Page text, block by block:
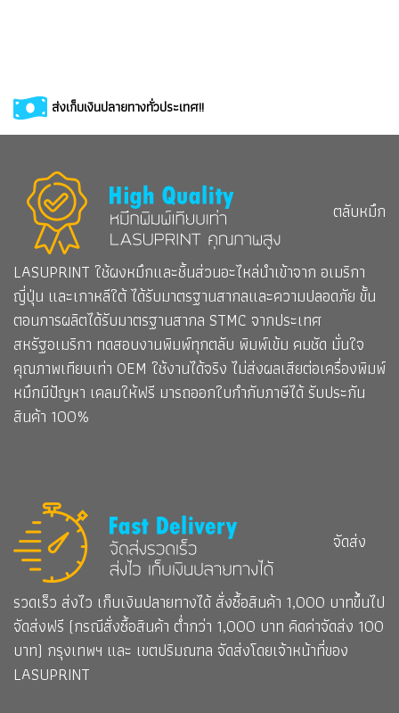
ส่งเก็บเงินปลายทางทั่วประเทศ!!
ตลับหมึก
LASUPRINT ใช้ผงหมึกและชิ้นส่วนอะไหล่นำเข้าจาก อเมริกา
ญี่ปุ่น และเกาหลีใต้ ได้รับมาตรฐานสากลและความปลอดภัย ขั้น
ตอนการผลิตได้รับมาตรฐานสากล STMC จากประเทศ
สหรัฐอเมริกา ทดสอบงานพิมพ์ทุกตลับ พิมพ์เข้ม คมชัด มั่นใจ
คุณภาพเทียบเท่า OEM ใช้งานได้จริง ไม่ส่งผลเสียต่อเครื่องพิมพ์
หมึกมีปัญหา เคลมให้ฟรี มารถออกใบกำกับภาษีได้ รับประกัน
สินค้า 100%
จัดส่ง
รวดเร็ว ส่งไว เก็บเงินปลายทางได้ สั่งซื้อสินค้า 1,000 บาทขึ้นไป
จัดส่งฟรี (กรณีสั่งซื้อสินค้า ต่ำกว่า 1,000 บาท คิดค่าจัดส่ง 100
บาท) กรุงเทพฯ และ เขตปริมณฑล จัดส่งโดยเจ้าหน้าที่ของ
LASUPRINT